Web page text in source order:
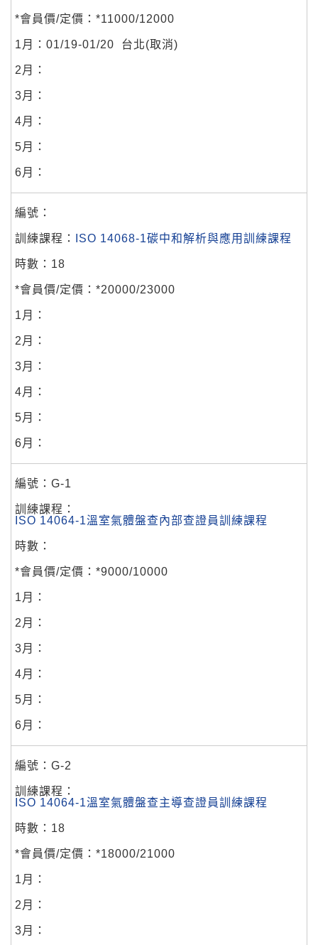
*11000/12000
01/19-01/20 台北(取消)
ISO 14068-1碳中和解析與應用訓練課程
18
*20000/23000
G-1
ISO 14064-1溫室氣體盤查內部查證員訓練課程
*9000/10000
G-2
ISO 14064-1溫室氣體盤查主導查證員訓練課程
18
*18000/21000